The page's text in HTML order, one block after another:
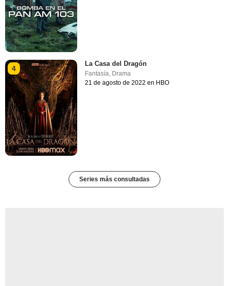
4
La Casa del Dragón
Fantasía, Drama
21 de agosto de 2022 en HBO
Series más consultadas